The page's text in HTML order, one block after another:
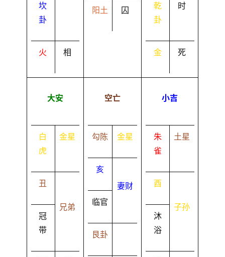
坎
卦
火 相
阳土 囚
乾
卦
时
金 死
大安
白
虎
金星
丑
冠
带
兄弟
空亡
勾陈 金星
亥
临官
妻财
艮卦
小吉
朱
雀
土星
酉
沐
浴
子孙